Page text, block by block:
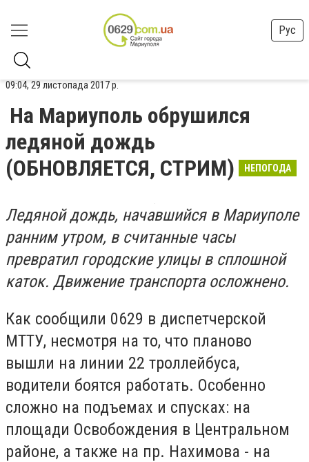
Рус
09:04, 29 листопада 2017 р.
На Мариуполь обрушился
ледяной дождь
(ОБНОВЛЯЕТСЯ, СТРИМ)
НЕПОГОДА
Ледяной дождь, начавшийся в Мариуполе
ранним утром, в считанные часы
превратил городские улицы в сплошной
каток. Движение транспорта осложнено.
Как сообщили 0629 в диспетчерской
МТТУ, несмотря на то, что планово
вышли на линии 22 троллейбуса,
водители боятся работать. Особенно
сложно на подъемах и спусках: на
площади Освобождения в Центральном
районе, а также на пр. Нахимова - на